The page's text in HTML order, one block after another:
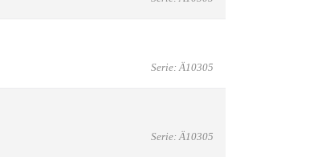
Serie: Ä10305
Serie: Ä10305